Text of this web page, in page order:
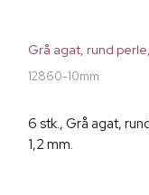
Grå agat, rund
12860-10mm
6 stk., Grå agat,
1,2 mm.